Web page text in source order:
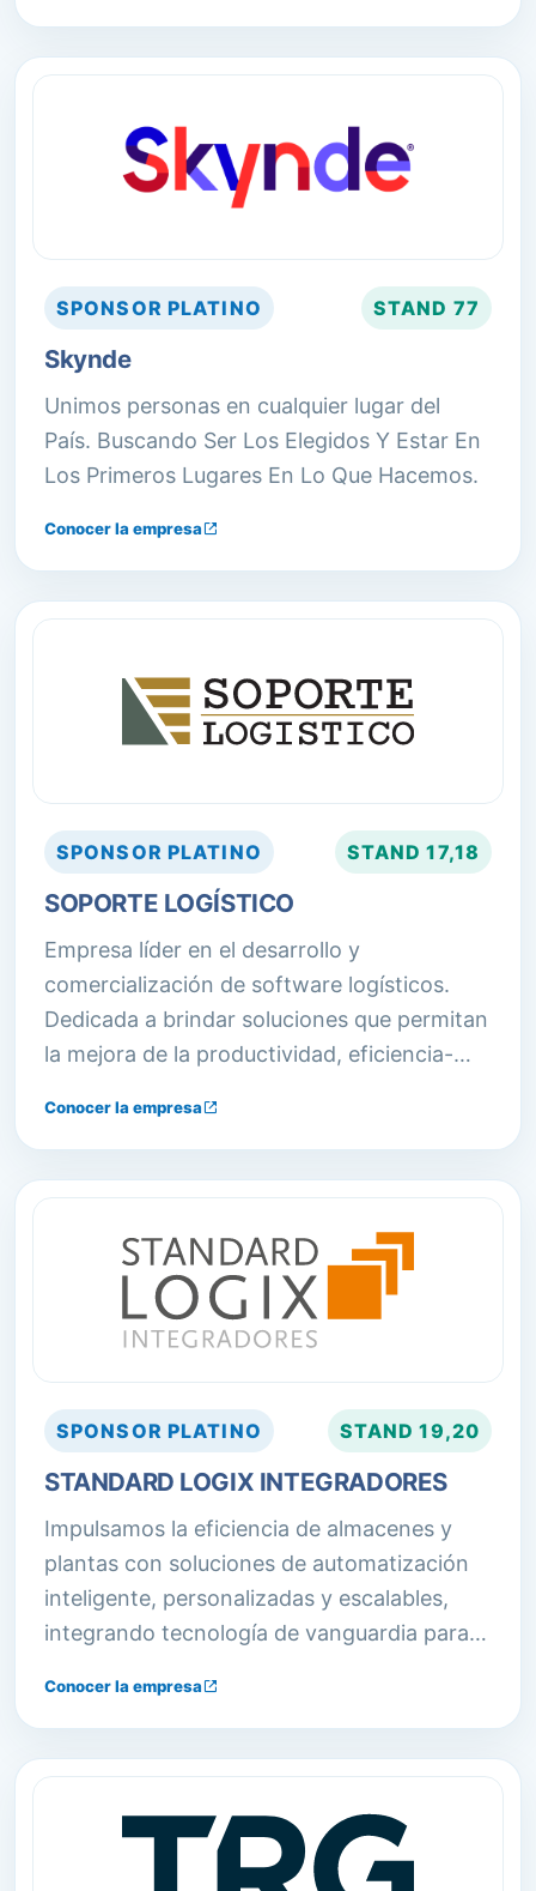
SPONSOR PLATINO STAND 77
Skynde
Unimos personas en cualquier lugar del
País. Buscando Ser Los Elegidos Y Estar En
Los Primeros Lugares En Lo Que Hacemos.
Conocer la empresa
SPONSOR PLATINO STAND17,18
SOPORTE LOGÍSTICO
Empresa líder en el desarrollo y
comercialización de software logísticos.
Dedicada a brindar soluciones que permitan
la mejora de la productividad, eficiencia-
maximizando la rentabilidad de empresas
logísticos.
Conocer la empresa
SPONSOR PLATINO STAND19,20
STANDARD LOGIX INTEGRADORES
Impulsamos la eficiencia de almacenes y
plantas con soluciones de automatización
inteligente, personalizadas y escalables,
integrando tecnología de vanguardia para
Conocer la empresa